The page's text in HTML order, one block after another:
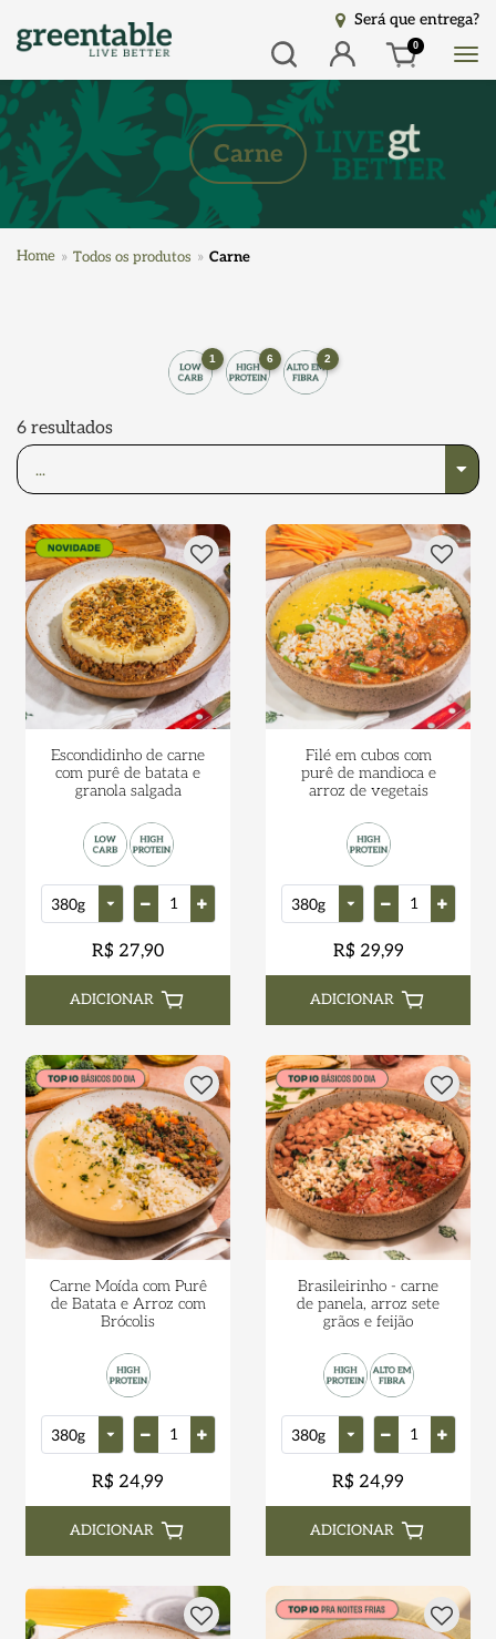
Será que entrega?
Busca
Entrar 0
Carne
Home Todos os produtos Carne
1 6 2
6 resultados
Escondidinho de carne
com purê de batata e
granola salgada
R$ 27,90
ADICIONAR
Filé em cubos com
purê de mandioca e
arroz de vegetais
R$ 29,99
ADICIONAR
Carne Moída com Purê
de Batata e Arroz com
Brócolis
R$ 24,99
ADICIONAR
Brasileirinho - carne
de panela, arroz sete
grãos e feijão
R$ 24,99
ADICIONAR